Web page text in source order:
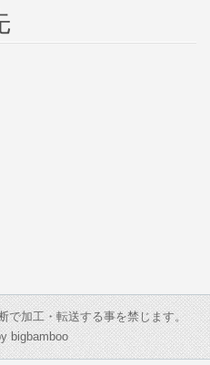
で加工・転送する事を禁じます。
bigbamboo